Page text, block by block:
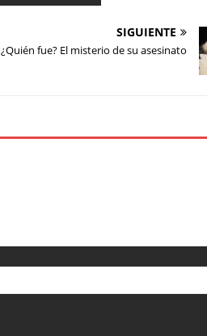
SIGUIENTE
fue? El misterio de su asesinato